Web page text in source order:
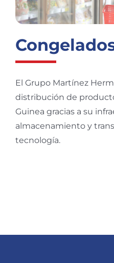
El Grupo Martínez
distribución de
Guinea gracias a su
almacenamiento y
tecnología.